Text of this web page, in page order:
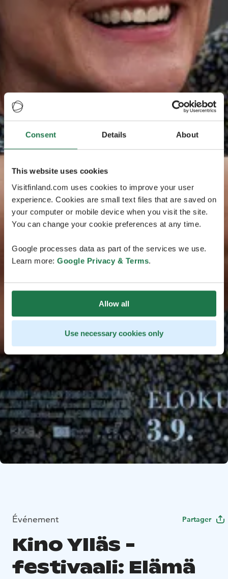
Consent Details About
This website uses cookies
Visitfinland.com uses cookies to improve your user
experience. Cookies are small text files that are saved on
your computer or mobile device when you visit the site.
You can change your cookie preferences at any time.
Google processes data as part of the services we use.
Learn more: Google Privacy & Terms.
Allow all
Use necessary cookies only
Événement Partager
Kino Ylläs -
festivaali: Elämä